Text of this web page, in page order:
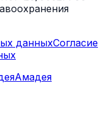
данныхСогласие
Амадея